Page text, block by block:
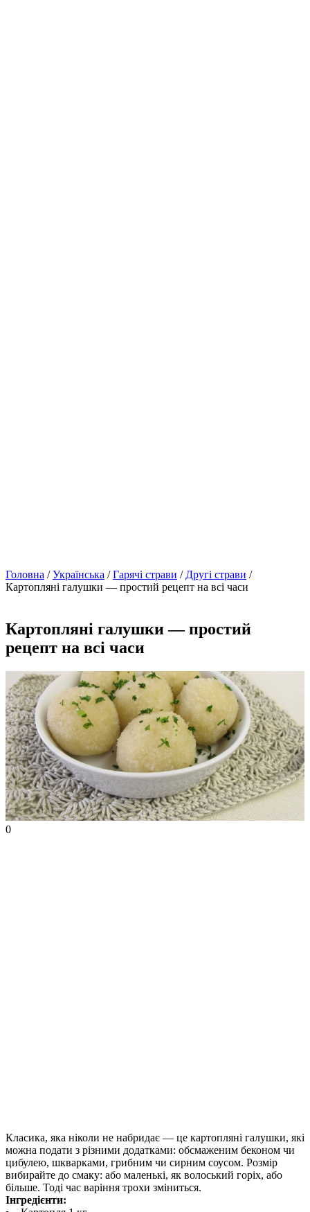
Головна /Українська /Гарячі страви /Другі страви /
Картопляні галушки — простий рецепт на всі часи
Картопляні галушки — простий
рецепт на всі часи
0
Класика, яка ніколи не набридає — це картопляні галушки, які
можна подати з різними додатками: обсмаженим беконом чи
цибулею, шкварками, грибним чи сирним соусом. Розмір
вибирайте до смаку: або маленькі, як волоський горіх, або
більше. Тоді час варіння трохи зміниться.
Інгредієнти: